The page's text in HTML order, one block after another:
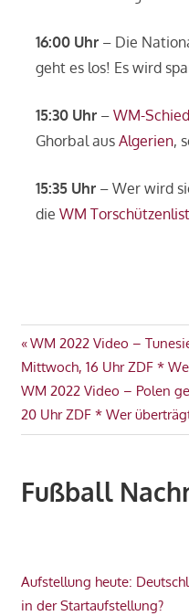
16:00 Uhr– Die
geht es los! Es wird
15:30 Uhr– WM-
Ghorbal aus Algerien,
15:35 Uhr– Wer wird
die WM
AUSTRALIEN
DÄNEMARK
GRUPPE
VIDEO
Vorheriger
Beitrag:
WM 2022 Video –
Mittwoch, 16 Uhr ZDF *
Nächster
Beitrag:
WM 2022 Video – Polen
20 Uhr ZDF * Wer
Fußball
Aufstellung heute:
in der Startaufstellung?